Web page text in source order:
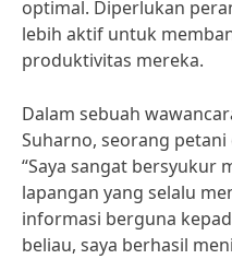
optimal. Diperlukan
lebih aktif untuk
produktivitas mereka.
Dalam sebuah
Suharno, seorang petani
“Saya sangat bersyukur
lapangan yang selalu
informasi berguna
beliau, saya berhasil